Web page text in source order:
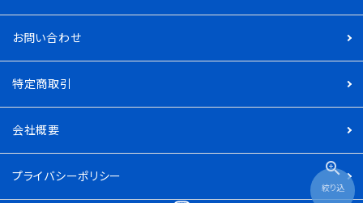
zoom_in
絞り込
お問い合わせ
特定商取引
会社概要
プライバシーポリシー